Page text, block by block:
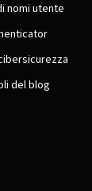
nomi utente
del blog